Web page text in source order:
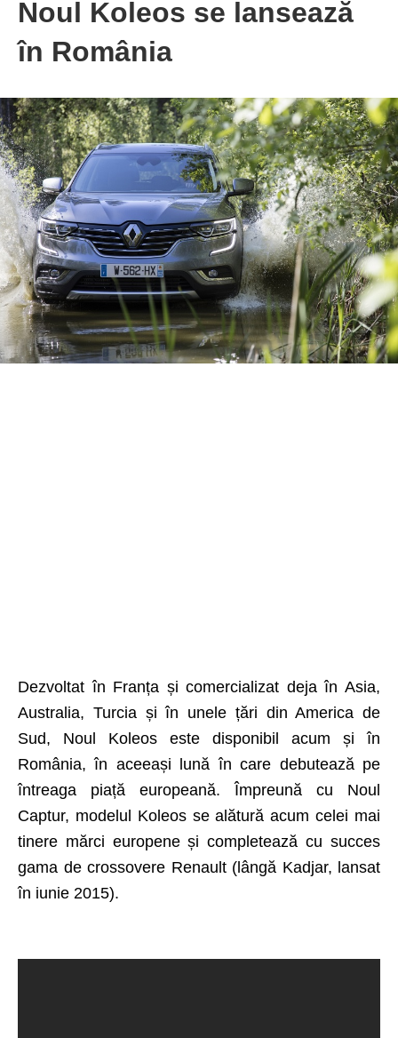
Noul Koleos se lansează
în România
Dezvoltat în Franța și comercializat deja în Asia,
Australia, Turcia și în unele țări din America de
Sud, Noul Koleos este disponibil acum și în
România, în aceeași lună în care debutează pe
întreaga piață europeană. Împreună cu Noul
Captur, modelul Koleos se alătură acum celei mai
tinere mărci europene și completează cu succes
gama de crossovere Renault (lângă Kadjar, lansat
în iunie 2015).